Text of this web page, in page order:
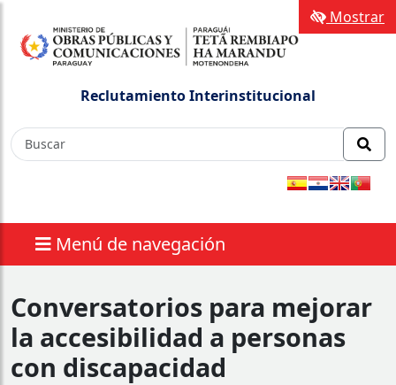
Reclutamiento Interinstitucional
Menú de navegación
Mostrar
Conversatorios para mejorar
la accesibilidad a personas
con discapacidad